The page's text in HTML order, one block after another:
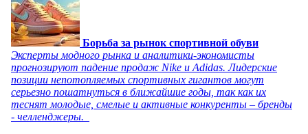
Борьба за рынок спортивной обуви
Эксперты модного рынка и аналитики-экономисты
прогнозируют падение продаж Nike и Adidas. Лидерские
позиции непотопляемых спортивных гигантов могут
серьезно пошатнуться в ближайшие годы, так как их
теснят молодые, смелые и активные конкуренты – бренды
- челленджеры.